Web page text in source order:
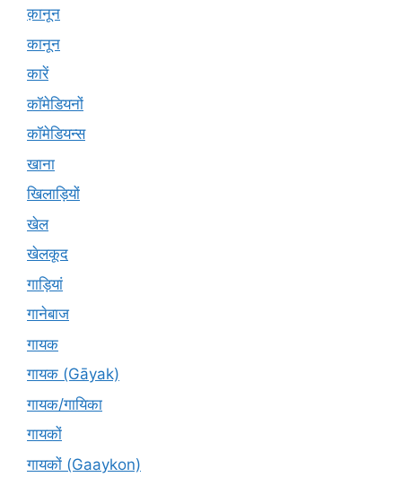
क़ानून
कानून
कारें
कॉमेडियनों
कॉमेडियन्स
खाना
खिलाड़ियों
खेल
खेलकूद
गाड़ियां
गानेबाज
गायक
गायक (Gāyak)
गायक/गायिका
गायकों
गायकों (Gaaykon)